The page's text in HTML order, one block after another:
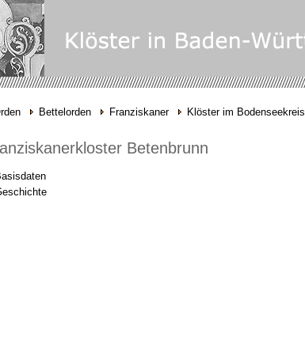
Bettelorden Franziskaner Klöster im Bodenseekreis
Betenbrunn